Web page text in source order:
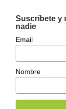
Suscríbete y
nadie
Email
Nombre